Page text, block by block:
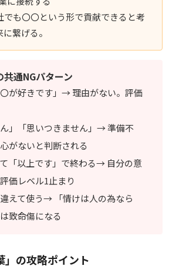
でも〇〇という形で貢献できると考
繋げる。
共通NGパターン
〇が好きです」→ 理由がない。評価
ん」「思いつきません」→ 準備不
がないと判断される
「以上です」で終わる→ 自分の意
価レベル1止まり
えて使う→ 「情けは人の為なら
致命傷になる
」の攻略ポイント